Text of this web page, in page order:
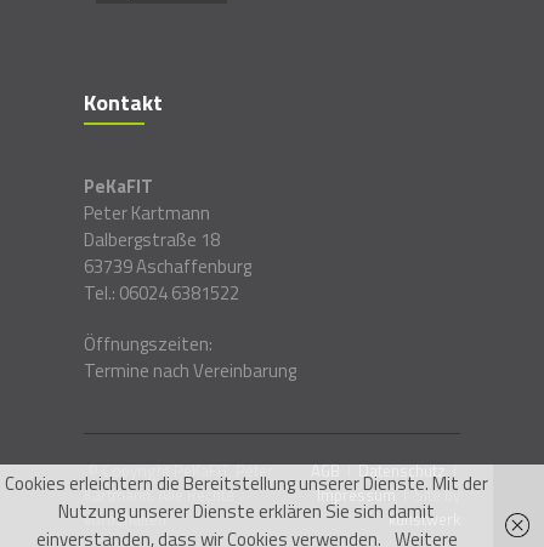
Kontakt
PeKaFIT
Peter Kartmann
Dalbergstraße 18
63739 Aschaffenburg
Tel.: 06024 6381522
Öffnungszeiten:
Termine nach Vereinbarung
© Copyright PeKaFIT, Peter
Kartmann. Alle Rechte
vorbehalten.
AGB I Datenschutz I
Impressum I Site by
kunstwerk
Cookies erleichtern die Bereitstellung unserer Dienste. Mit der
Nutzung unserer Dienste erklären Sie sich damit
einverstanden, dass wir Cookies verwenden. Weitere